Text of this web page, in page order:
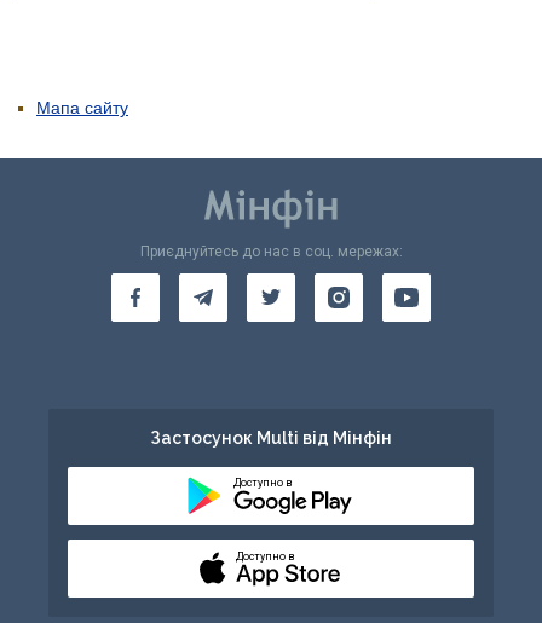
Мапа сайту
Приєднуйтесь до нас в соц. мережах:
Застосунок Multi від Мінфін
Доступно в
Доступно в